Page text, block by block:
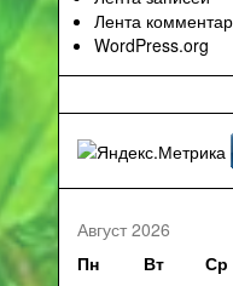
Лента
WordPress.org
Август 2026
Пн
Вт Ср